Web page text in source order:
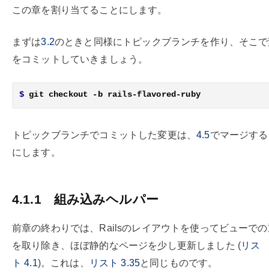
この章を割り当てることにします。
まずは3.2のときと同様にトピックブランチを作り、そこ
をコミットしていきましょう。
$ git checkout -b rails-flavored-ruby
トピックブランチでコミットした変更は、4.5でマージす
にします。
4.1.1 組み込みヘルパー
前章の終わりでは、Railsのレイアウトを使ってビューで
を取り除き、ほぼ静的なページを少し更新しました (リス
ト4.1)。これは、 リスト3.35と同じものです。